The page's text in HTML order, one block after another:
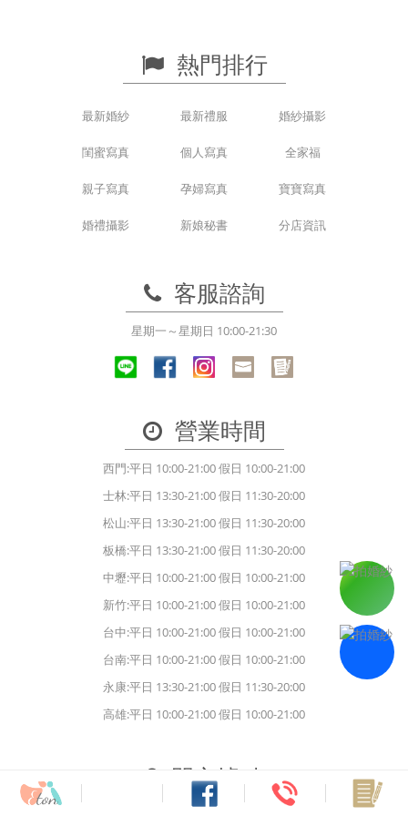
熱門排行
最新婚紗 最新禮服 婚紗攝影
閨蜜寫真 個人寫真 全家福
親子寫真 孕婦寫真 寶寶寫真
婚禮攝影 新娘秘書 分店資訊
客服諮詢
星期一～星期日 10:00-21:30
營業時間
西門:平日 10:00-21:00 假日 10:00-21:00
士林:平日 13:30-21:00 假日 11:30-20:00
松山:平日 13:30-21:00 假日 11:30-20:00
板橋:平日 13:30-21:00 假日 11:30-20:00
中壢:平日 10:00-21:00 假日 10:00-21:00
新竹:平日 10:00-21:00 假日 10:00-21:00
台中:平日 10:00-21:00 假日 10:00-21:00
台南:平日 10:00-21:00 假日 10:00-21:00
永康:平日 13:30-21:00 假日 11:30-20:00
高雄:平日 10:00-21:00 假日 10:00-21:00
門市據點